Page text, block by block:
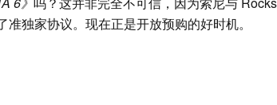
准独家协议。现在正是开放预购的好时机。